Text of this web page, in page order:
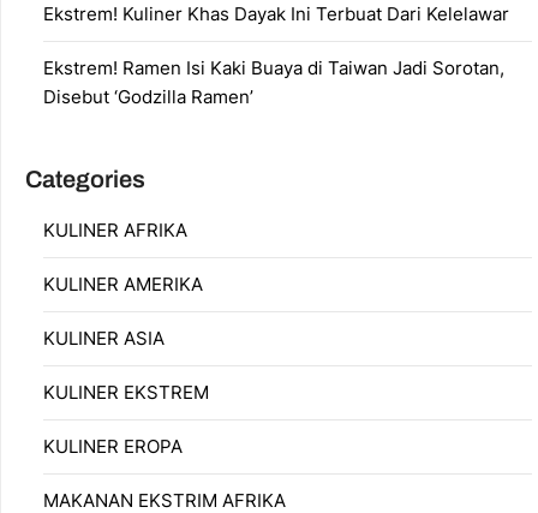
Ekstrem! Kuliner Khas Dayak Ini Terbuat Dari Kelelawar
Ekstrem! Ramen Isi Kaki Buaya di Taiwan Jadi Sorotan,
Disebut ‘Godzilla Ramen’
Categories
KULINER AFRIKA
KULINER AMERIKA
KULINER ASIA
KULINER EKSTREM
KULINER EROPA
MAKANAN EKSTRIM AFRIKA